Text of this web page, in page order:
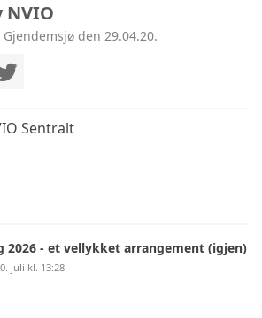
NVIO
den 29.04.20.
Sentralt
2026 - et vellykket arrangement (igjen)
juli kl. 13:28